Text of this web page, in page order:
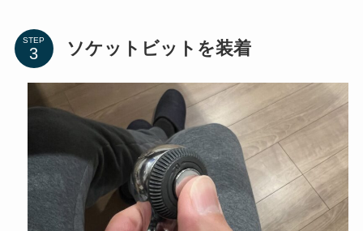
STEP ソケットビットを装着